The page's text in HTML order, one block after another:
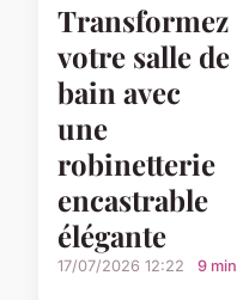
Transformez
votre salle de
bain avec
une
robinetterie
encastrable
élégante
17/07/2026 12:22 9 min